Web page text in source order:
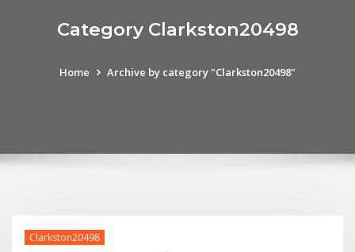
Category Clarkston20498
Home Archive by category "Clarkston20498"
Clarkston20498